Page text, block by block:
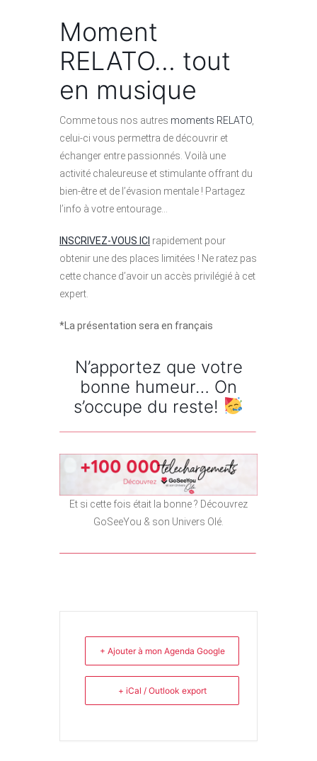
Moment
RELATO… tout
en musique
Comme tous nos autres moments RELATO
celui-ci vous permettra de découvrir et
échanger entre passionnés. Voilà une
activité chaleureuse et stimulante offrant du
bien-être et de l’évasion mentale ! Partagez
l’info à votre entourage…
INSCRIVEZ-VOUS ICI rapidement pour
obtenir une des places limitées ! Ne ratez pas
cette chance d’avoir un accès privilégié à cet
expert.
*La présentation sera en français
N’apportez que votre
bonne humeur… On
s’occupe du reste!
Et si cette fois était la bonne ? Découvrez
GoSeeYou & son Univers Olé.
+ Ajouter à mon Agenda Google
+ iCal / Outlook export